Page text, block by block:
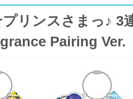
リンスさまっ♪ 3
Pairing Ver.